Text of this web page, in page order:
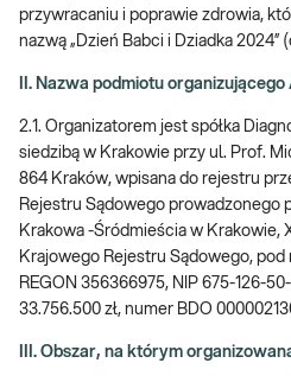
przywracaniu i poprawie zdrowia,
nazwą „Dzień Babci i Dziadka 2024”
II. Nazwa podmiotu organizującego
2.1. Organizatorem jest spółka
siedzibą w Krakowie przy ul. Prof.
864 Kraków, wpisana do rejestru
Rejestru Sądowego prowadzonego
Krakowa -Śródmieścia w Krakowie,
Krajowego Rejestru Sądowego,
REGON 356366975, NIP 675-126-
33.756.500 zł, numer BDO
III. Obszar, na którym